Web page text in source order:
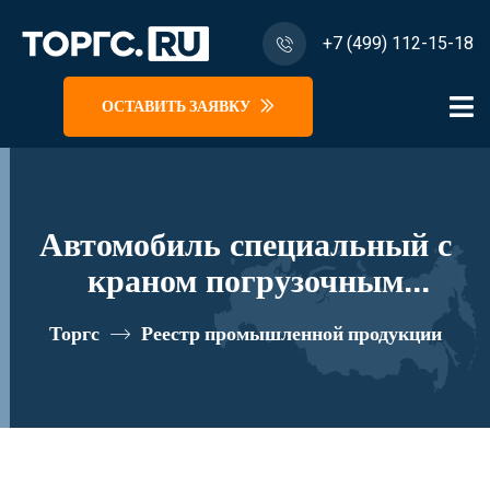
+7 (499) 112-15-18
ОСТАВИТЬ ЗАЯВКУ
Автомобиль специальный с
краном погрузочным
гидравлическим типа КМА на
базе КАМАЗ 65115 и его
реестровый номер 10334974
Торгс Реестр промышленной продукции